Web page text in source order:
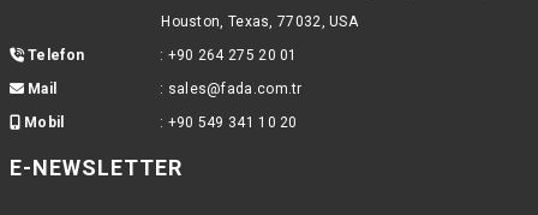
Houston, Texas, 77032, USA
Telefon
: +90 264 275 20 01
Mail
: sales@fada.com.tr
Mobil
: +90 549 341 10 20
E-NEWSLETTER